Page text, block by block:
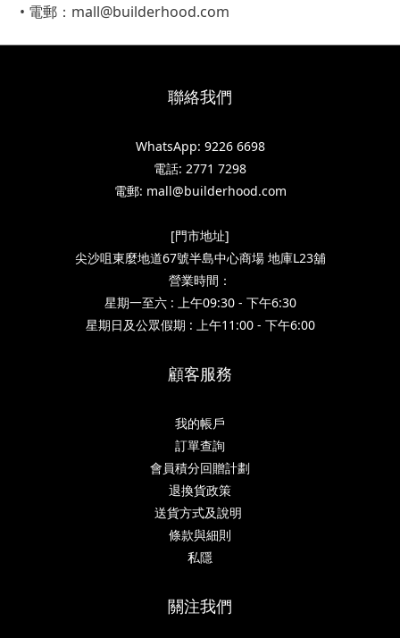
DEWALT 得偉 8M/26ft 究極玄武尺 DWHT36226s
• 電郵：mall@builderhood.com
聯絡我們
WhatsApp: 9226 6698
電話: 2771 7298
電郵: mall@builderhood.com
[門市地址]
尖沙咀東麼地道67號半島中心商場 地庫L23舖
營業時間：
星期一至六 : 上午09:30 - 下午6:30
星期日及公眾假期 : 上午11:00 - 下午6:00
顧客服務
我的帳戶
訂單查詢
會員積分回贈計劃
退換貨政策
送貨方式及說明
條款與細則
私隱
關注我們